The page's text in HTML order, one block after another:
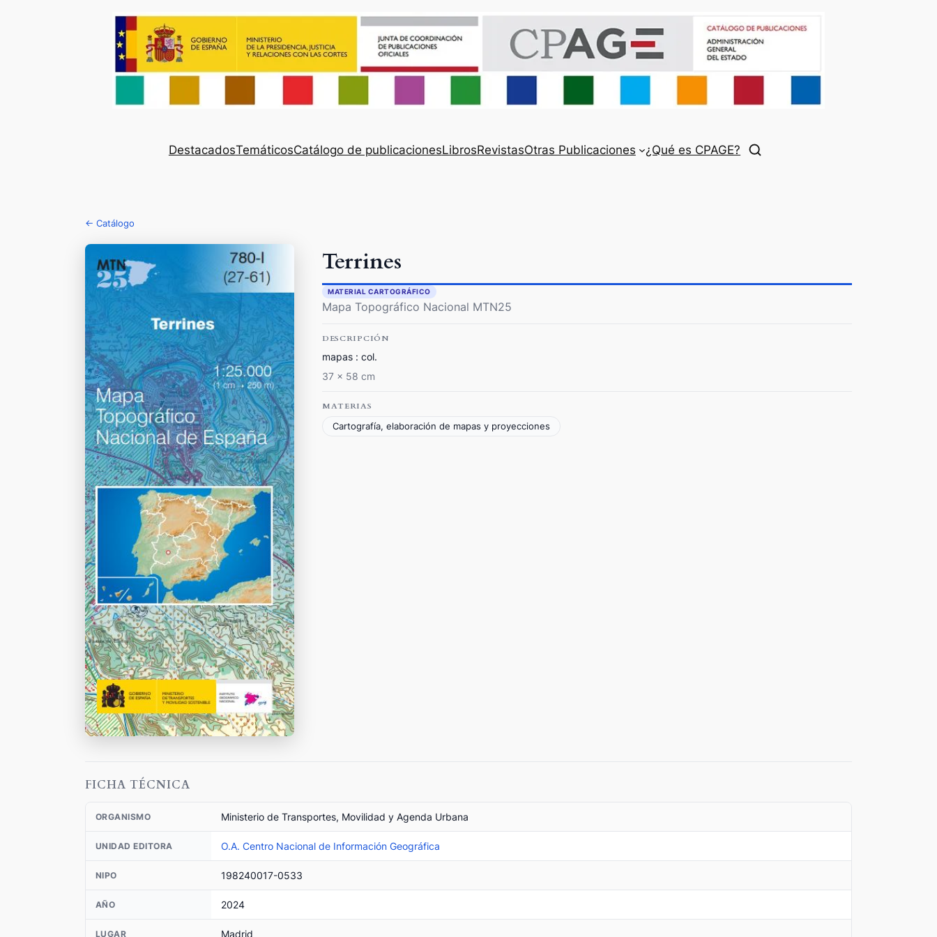
DestacadosTemáticosCatálogo de publicacionesLibrosRevistasOtras Publicaciones ¿Qué es CPAGE?
← Catálogo
Terrines
MATERIAL CARTOGRÁFICO
Mapa Topográfico Nacional MTN25
DESCRIPCIÓN
mapas : col.
37 x 58 cm
MATERIAS
Cartografía, elaboración de mapas y proyecciones
FICHA TÉCNICA
ORGANISMO Ministerio de Transportes, Movilidad y Agenda Urbana
UNIDAD EDITORA O.A. Centro Nacional de Información Geográfica
NIPO 198240017-0533
AÑO 2024
LUGAR Madrid